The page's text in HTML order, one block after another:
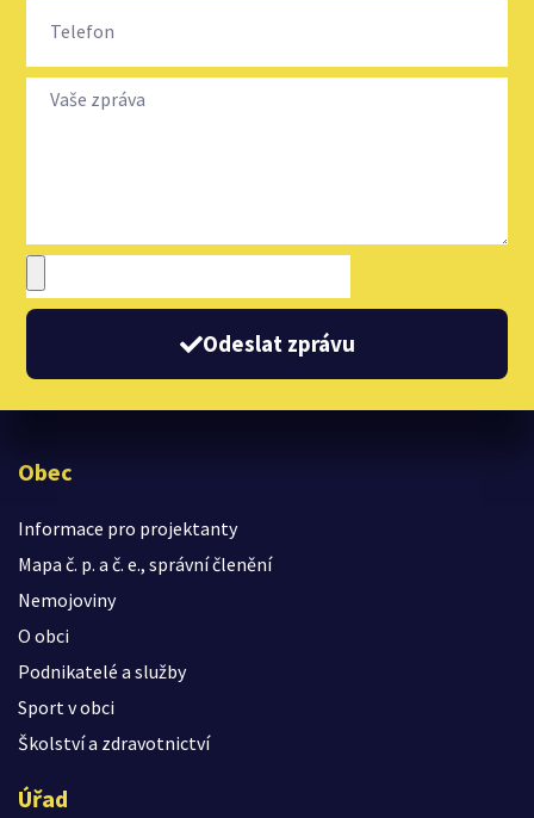
Odeslat zprávu
Obec
Informace pro projektanty
Mapa č. p. a č. e., správní členění
Nemojoviny
O obci
Podnikatelé a služby
Sport v obci
Školství a zdravotnictví
Úřad